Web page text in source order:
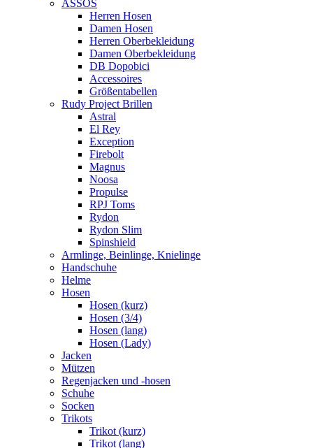
ASSOS
Herren Hosen
Damen Hosen
Herren Oberbekleidung
Damen Oberbekleidung
DB Dopobici
Accessoires
Größentabellen
Rudy Project Brillen
Astral
El Rey
Exception
Firebolt
Magnus
Noosa
Propulse
RPJ Toms
Rydon
Rydon Slim
Spinshield
Armlinge, Beinlinge, Knielinge
Handschuhe
Helme
Hosen
Hosen (kurz)
Hosen (3/4)
Hosen (lang)
Hosen (Lady)
Jacken
Mützen
Regenjacken und -hosen
Schuhe
Socken
Trikots
Trikot (kurz)
Trikot (lang)